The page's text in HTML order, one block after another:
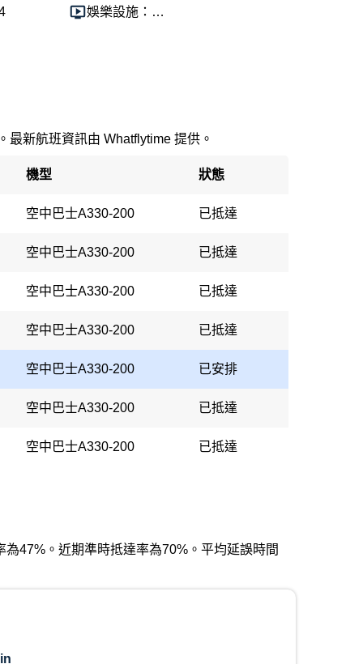
供
娛樂設施：提
新航班資訊由 Whatflytime 提供。
機型 狀態
空中巴士A330-200 已抵達
空中巴士A330-200 已抵達
空中巴士A330-200 已抵達
空中巴士A330-200 已抵達
空中巴士A330-200 已安排
空中巴士A330-200 已抵達
空中巴士A330-200 已抵達
47%。近期準時抵達率為70%。平均延誤時間